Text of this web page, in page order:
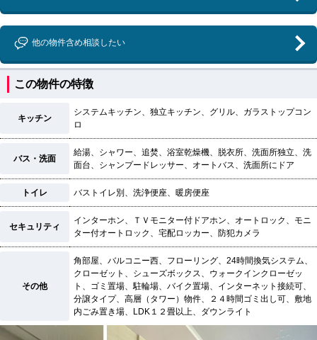
他の物件含め相談したい
この物件の特徴
キッチン
システムキッチン、独立キッチン、グリル、ガラストップコン
ロ
バス・洗面
給湯、シャワー、追焚、浴室乾燥機、脱衣所、洗面所独立、洗
面台、シャンプードレッサー、オートバス、洗面所にドア
トイレ バストイレ別、洗浄便座、暖房便座
セキュリティ
インターホン、ＴＶモニター付ドアホン、オートロック、モニ
ター付オートロック、宅配ロッカー、防犯カメラ
その他
角部屋、バルコニー西、フローリング、24時間換気システム、
クローゼット、シューズボックス、ウォークインクローゼッ
ト、ゴミ置場、駐輪場、バイク置場、インターネット接続可、
分譲タイプ、高層（タワー）物件、２４時間ゴミ出し可、敷地
内ごみ置き場、LDK１２畳以上、ダウンライト